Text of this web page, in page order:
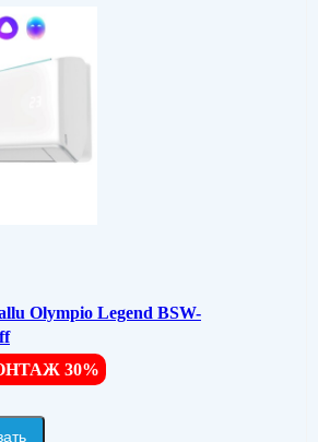
Olympio Legend BSW-
30%